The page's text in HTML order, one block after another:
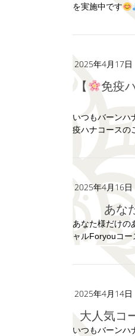
を実施中です
2025年4月17日
【 免疫
いつもバーンハ
疫ハナコースの
2025年4月16日
あ
あなた様だけの
ャルForyouコ
2025年4月14日
大人気コ
いつもバーンハ